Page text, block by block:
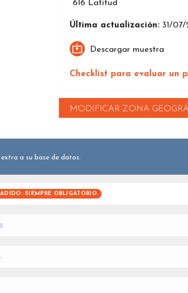
616 Latitud
Última actualización: 31/
Descargar muestra
Checklist para evaluar un
MODIFICAR ZONA
a su base de datos.
SIEMPRE OBLIGATORIO